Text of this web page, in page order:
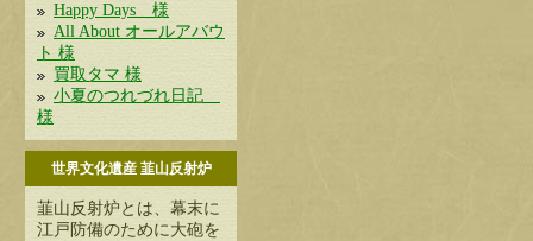
Happy Days 様
All About オールアバウ
ト 様
買取タマ 様
小夏のつれづれ日記
様
世界文化遺産 韮山反射炉
韮山反射炉とは、幕末に
江戸防備のために大砲を